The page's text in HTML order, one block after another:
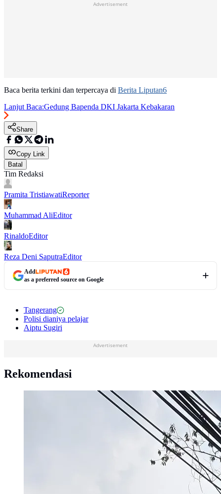
Advertisement
Baca berita terkini dan terpercaya di Berita Liputan6
Lanjut Baca:Gedung Bapenda DKI Jakarta Kebakaran
Share
Copy Link
Batal
Tim Redaksi
Pramita TristiawatiReporter
Muhammad AliEditor
RinaldoEditor
Reza Deni SaputraEditor
Add
as a preferred source on Google
Tangerang
Polisi dianiya pelajar
Aiptu Sugiri
Advertisement
Rekomendasi